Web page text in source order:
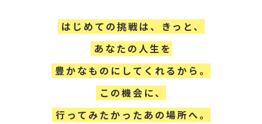
はじめての挑戦は、きっと、
あなたの人生を
豊かなものにしてくれるから。
この機会に、
行ってみたかったあの場所へ。